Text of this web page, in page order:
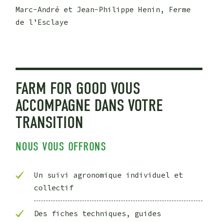
Marc-André et Jean-Philippe Henin, Ferme
de l’Esclaye
FARM FOR GOOD VOUS
ACCOMPAGNE DANS VOTRE
TRANSITION
NOUS VOUS OFFRONS
Un suivi agronomique individuel et
collectif
Des fiches techniques, guides